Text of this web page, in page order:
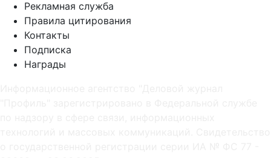
Рекламная служба
Правила цитирования
Контакты
Подписка
Награды